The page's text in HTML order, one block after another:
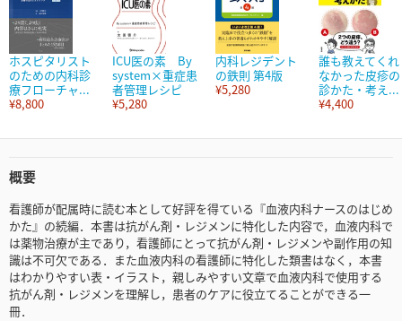
ホスピタリスト
のための内科診
療フローチャ...
¥8,800
ICU医の素 By
system×重症患
者管理レシピ
¥5,280
内科レジデント
の鉄則 第4版
¥5,280
誰も教えてくれ
なかった皮疹の
診かた・考え...
¥4,400
概要
看護師が配属時に読む本として好評を得ている『血液内科ナースのはじめ
かた』の続編．本書は抗がん剤・レジメンに特化した内容で，血液内科で
は薬物治療が主であり，看護師にとって抗がん剤・レジメンや副作用の知
識は不可欠である．また血液内科の看護師に特化した類書はなく，本書
はわかりやすい表・イラスト，親しみやすい文章で血液内科で使用する
抗がん剤・レジメンを理解し，患者のケアに役立てることができる一
冊．